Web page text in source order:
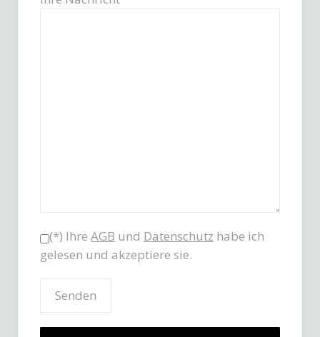
(*) Ihre AGB und Datenschutz habe ich
gelesen und akzeptiere sie.